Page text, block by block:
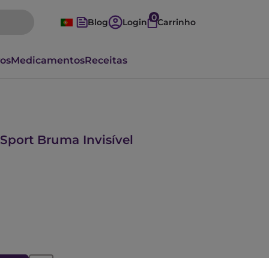
Blog Login 0Carrinho
MedicamentosReceitas
Bruma Invisível